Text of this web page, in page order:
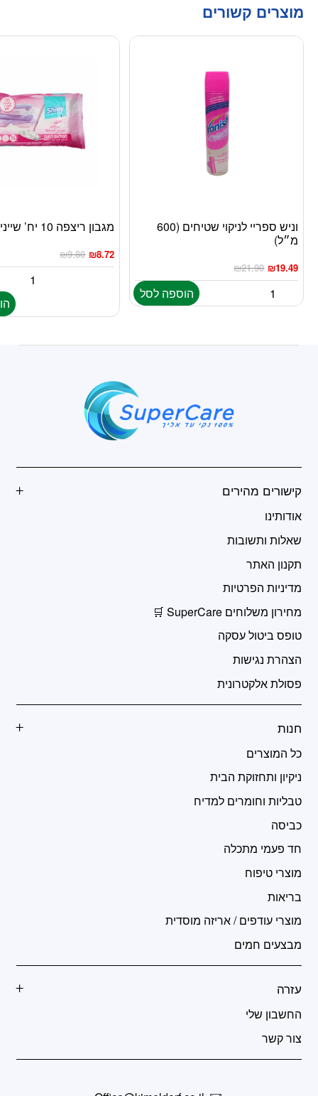
מוצרים קשורים
וניש ספריי לניקוי שטיחים (600
מ״ל)
₪21.90 ₪19.49
הוספה לסל
מגבון ריצפה 10 יח’ שייני
₪9.80 ₪8.72
קישורים מהירים
אודותינו
שאלות ותשובות
תקנון האתר
מדיניות הפרטיות
מחירון משלוחים SuperCare 🛒
טופס ביטול עסקה
הצהרת נגישות
פסולת אלקטרונית
חנות
כל המוצרים
ניקיון ותחזוקת הבית
טבליות וחומרים למדיח
כביסה
חד פעמי מתכלה
מוצרי טיפוח
בריאות
מוצרי עודפים / אריזה מוסדית
מבצעים חמים
עזרה
החשבון שלי
צור קשר